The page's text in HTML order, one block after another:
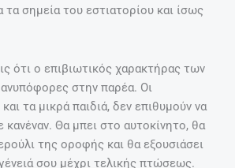
σημεία του εστιατορίου και ίσως
ότι ο επιβιωτικός χαρακτήρας των
στην παρέα. Οι
τα μικρά παιδιά, δεν επιθυμούν να
κανέναν. Θα μπει στο αυτοκίνητο, θα
της οροφής και θα εξουσιάσει
σου μέχρι τελικής πτώσεως.